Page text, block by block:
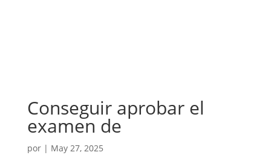
Conseguir aprobar el
examen de
por | May 27, 2025